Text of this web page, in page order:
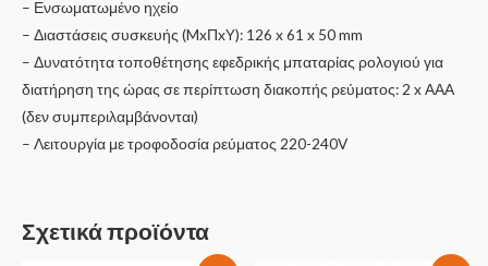
– Ενσωματωμένο ηχείο
– Διαστάσεις συσκευής (MxΠxY): 126 x 61 x 50 mm
– Δυνατότητα τοποθέτησης εφεδρικής μπαταρίας ρολογιού για
διατήρηση της ώρας σε περίπτωση διακοπής ρεύματος: 2 x ΑΑΑ
(δεν συμπεριλαμβάνονται)
– Λειτουργία με τροφοδοσία ρεύματος 220-240V
Σχετικά προϊόντα